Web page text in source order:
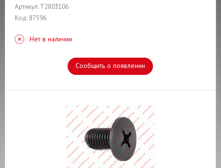
Артикул: T2803106
Код: 87596
Нет в наличии
Сообщить о появлении